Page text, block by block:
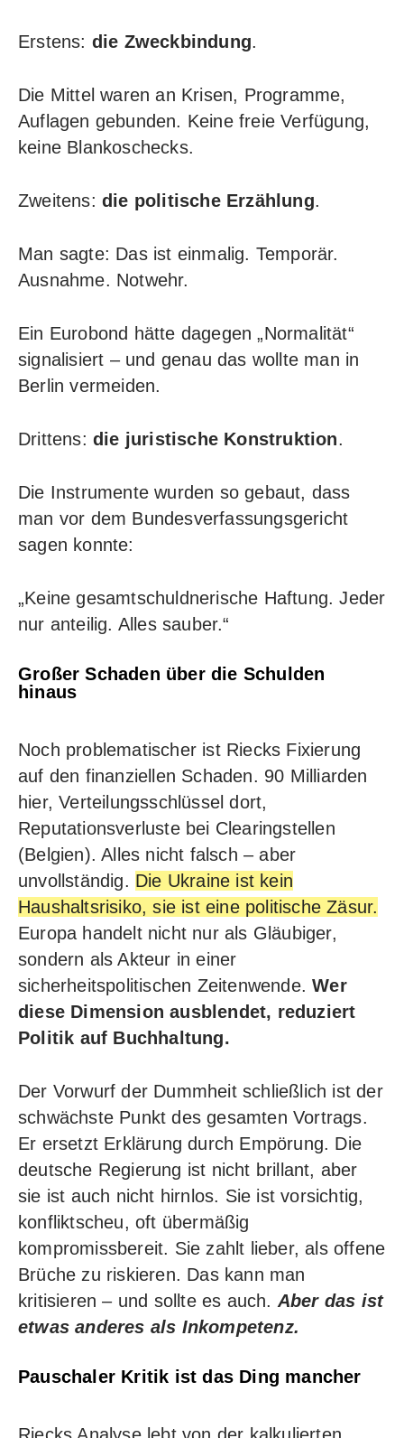
Erstens: die Zweckbindung.
Die Mittel waren an Krisen, Programme,
Auflagen gebunden. Keine freie Verfügung,
keine Blankoschecks.
Zweitens: die politische Erzählung.
Man sagte: Das ist einmalig. Temporär.
Ausnahme. Notwehr.
Ein Eurobond hätte dagegen „Normalität“
signalisiert – und genau das wollte man in
Berlin vermeiden.
Drittens: die juristische Konstruktion.
Die Instrumente wurden so gebaut, dass
man vor dem Bundesverfassungsgericht
sagen konnte:
„Keine gesamtschuldnerische Haftung. Jeder
nur anteilig. Alles sauber.“
Großer Schaden über die Schulden
hinaus
Noch problematischer ist Riecks Fixierung
auf den finanziellen Schaden. 90 Milliarden
hier, Verteilungsschlüssel dort,
Reputationsverluste bei Clearingstellen
(Belgien). Alles nicht falsch – aber
unvollständig. Die Ukraine ist kein
Haushaltsrisiko, sie ist eine politische Zäsur.
Europa handelt nicht nur als Gläubiger,
sondern als Akteur in einer
sicherheitspolitischen Zeitenwende.Wer
diese Dimension ausblendet, reduziert
Politik auf Buchhaltung.
Der Vorwurf der Dummheit schließlich ist der
schwächste Punkt des gesamten Vortrags.
Er ersetzt Erklärung durch Empörung. Die
deutsche Regierung ist nicht brillant, aber
sie ist auch nicht hirnlos. Sie ist vorsichtig,
konfliktscheu, oft übermäßig
kompromissbereit. Sie zahlt lieber, als offene
Brüche zu riskieren. Das kann man
kritisieren – und sollte es auch. Aber das ist
etwas anderes als Inkompetenz.
Pauschaler Kritik ist das Ding mancher